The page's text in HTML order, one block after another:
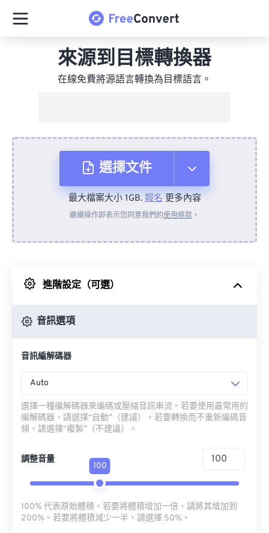
來源到目標轉換器
在線免費將源語言轉換為目標語言。
選擇文件
來自裝置
來自 Google 雲端硬碟
最大檔案大小 1GB.報名更多內容
繼續操作即表示您同意我們的使用條款 。
進階設定（可選）
音訊選項
音訊編解碼器
Auto
選擇一種編解碼器來編碼或壓縮音訊串流。若要使用最常用的
編解碼器，請選擇“自動”（建議）。若要轉換而不重新編碼音
頻，請選擇“複製”（不建議）。
調整音量
100
100% 代表原始體積。若要將體積增加一倍，請將其增加到
200%。若要將體積減少一半，請選擇 50%。